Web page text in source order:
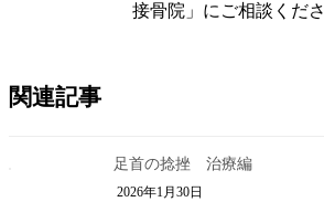
接骨院」にご相談くださ
関連記事
足首の捻挫 治療編
2026年1月30日